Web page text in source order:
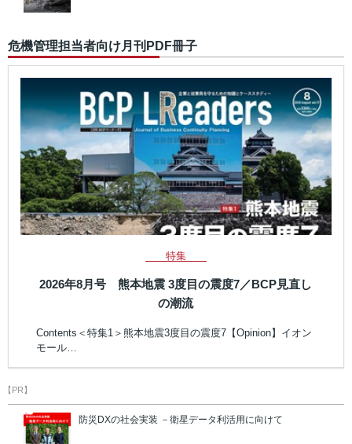
危機管理担当者向け月刊PDF冊子
特集
2026年8月号 熊本地震 3度目の震度7／BCP見直し
の潮流
Contents＜特集1＞熊本地震3度目の震度7【Opinion】イオン
モール…
【PR】
防災DXの社会実装 －衛星データ利活用に向けて